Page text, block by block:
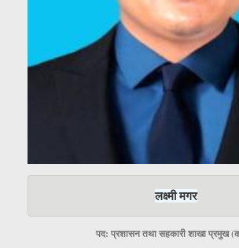
लक्ष्मी मगर
पद: प्रशासन तथा सहकारी शाखा प्रमुख